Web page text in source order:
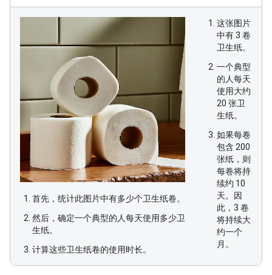
首先，统计此图片中有多少个卫生纸卷。
然后，确定一个典型的人每天使用多少卫
生纸。
计算这些卫生纸卷的使用时长。
这张图片
中有 3 卷
卫生纸。
一个典型
的人每天
使用大约
20 张卫
生纸。
如果每卷
包含 200
张纸，则
每卷将持
续约 10
天。因
此，3 卷
将持续大
约一个
月。